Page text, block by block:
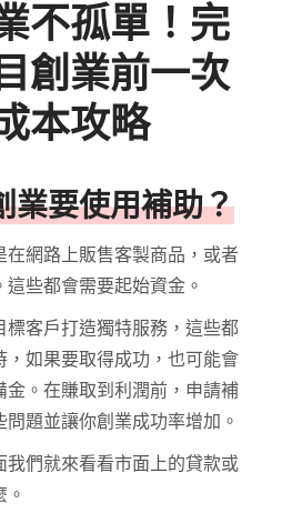
不孤單！完
創業前一次
本攻略
業要使用補助？
在網路上販售客製商品，或者
些都會需要起始資金。
標客戶打造獨特服務，這些都
，如果要取得成功，也可能會
金。在賺取到利潤前，申請補
題並讓你創業成功率增加。
我們就來看看市面上的貸款或